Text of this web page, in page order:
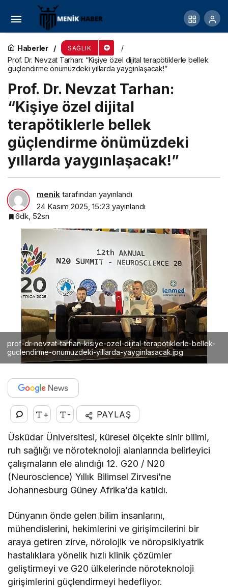
Haberler SAĞLIK
Prof. Dr. Nevzat Tarhan: “Kişiye özel dijital terapötiklerle bellek
güçlendirme önümüzdeki yıllarda yaygınlaşacak!”
Prof. Dr. Nevzat Tarhan:
“Kişiye özel dijital
terapötiklerle bellek
güçlendirme önümüzdeki
yıllarda yaygınlaşacak!”
menik tarafından yayınlandı
24 Kasım 2025, 15:23 yayınlandı
6dk, 52sn
prof-dr-nevzat-tarhan-kisiye-ozel-dijital-terapotiklerle-bellek-
guclendirme-onumuzdeki-yillarda-yayginlasacak.jpg
+ - PAYLAŞ
Üsküdar Üniversitesi, küresel ölçekte sinir bilimi,
ruh sağlığı ve nöroteknoloji alanlarında belirleyici
çalışmaların ele alındığı 12. G20 / N20
(Neuroscience) Yıllık Bilimsel Zirvesi’ne
Johannesburg Güney Afrika’da katıldı.
Dünyanın önde gelen bilim insanlarını,
mühendislerini, hekimlerini ve girişimcilerini bir
araya getiren zirve, nörolojik ve nöropsikiyatrik
hastalıklara yönelik hızlı klinik çözümler
geliştirmeyi ve G20 ülkelerinde nöroteknoloji
girişimlerini güçlendirmeyi hedefliyor.
Evdeki toz burun eti büyümesine yol açabilir